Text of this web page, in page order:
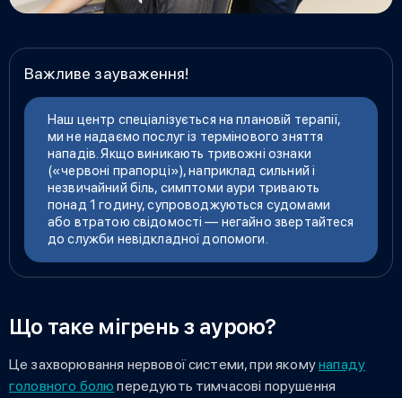
Важливе зауваження!
Наш центр спеціалізується на плановій терапії,
ми не надаємо послуг із термінового зняття
нападів. Якщо виникають тривожні ознаки
(«червоні прапорці»), наприклад сильний і
незвичайний біль, симптоми аури тривають
понад 1 годину, супроводжуються судомами
або втратою свідомості — негайно звертайтеся
до служби невідкладної допомоги.
Що таке мігрень з аурою?
Це захворювання нервової системи, при якомунападу
головного болю передують тимчасові порушення